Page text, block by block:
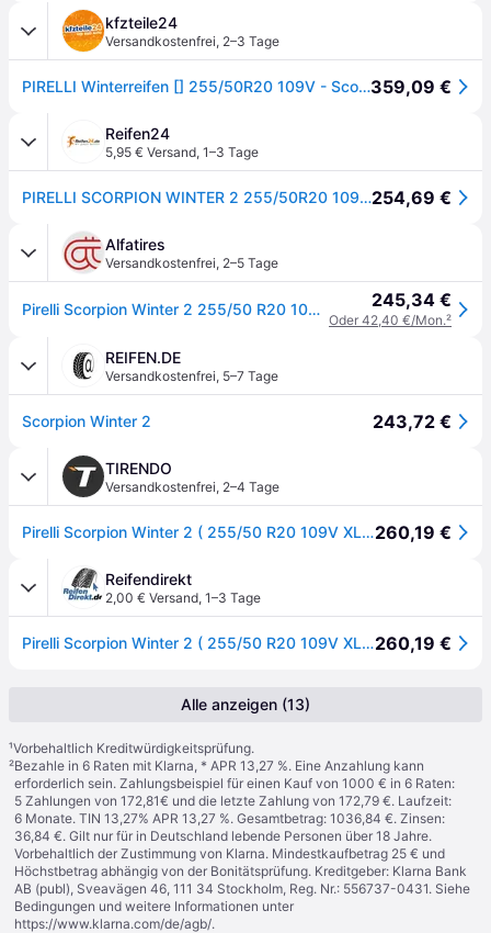
kfzteile24
Versandkostenfrei, 2–3 Tage
PIRELLI Winterreifen [] 255/50R20 109V - Scorpion Winter 2 4138100 255/50 R20359,09 €
Reifen24
5,95 € Versand, 1–3 Tage
PIRELLI SCORPION WINTER 2 255/50R20 109V XL MFS BSW254,69 €
Alfatires
Versandkostenfrei, 2–5 Tage
Pirelli Scorpion Winter 2 255/50 R20 109V XL Winterreifen 245,34 €
Oder 42,40 €/Mon.²
REIFEN.DE
Versandkostenfrei, 5–7 Tage
Scorpion Winter 2 243,72 €
TIRENDO
Versandkostenfrei, 2–4 Tage
Pirelli Scorpion Winter 2 ( 255/50 R20 109V XL, mit Felgenschutz (MFS) )260,19 €
Reifendirekt
2,00 € Versand, 1–3 Tage
Pirelli Scorpion Winter 2 ( 255/50 R20 109V XL, mit Felgenschutz (MFS) )260,19 €
Alle anzeigen (13)
¹Vorbehaltlich Kreditwürdigkeitsprüfung.
²Bezahle in 6 Raten mit Klarna, * APR 13,27 %. Eine Anzahlung kann
erforderlich sein. Zahlungsbeispiel für einen Kauf von 1000 € in 6 Raten:
5 Zahlungen von 172,81€ und die letzte Zahlung von 172,79 €. Laufzeit:
6 Monate. TIN 13,27% APR 13,27 %. Gesamtbetrag: 1036,84 €. Zinsen:
36,84 €. Gilt nur für in Deutschland lebende Personen über 18 Jahre.
Vorbehaltlich der Zustimmung von Klarna. Mindestkaufbetrag 25 € und
Höchstbetrag abhängig von der Bonitätsprüfung. Kreditgeber: Klarna Bank
AB (publ), Sveavägen 46, 111 34 Stockholm, Reg. Nr.: 556737-0431. Siehe
Bedingungen und weitere Informationen unter
https://www.klarna.com/de/agb/.